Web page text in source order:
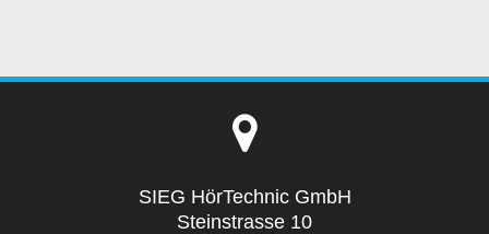
SIEG HörTechnic GmbH
Steinstrasse 10